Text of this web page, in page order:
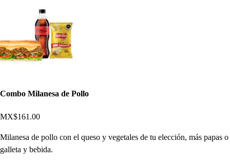
Combo Milanesa de Pollo
MX$161.00
Milanesa de pollo con el queso y vegetales de tu elección, más papas o
galleta y bebida.